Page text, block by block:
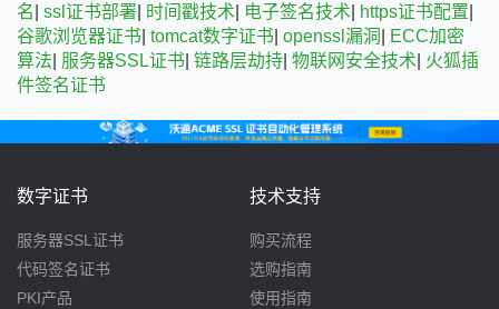
名 |ssl证书部署 时间戳技术 电子签名技术 https证书配置
谷歌浏览器证书 |tomcat数字证书 |openssl漏洞
ECC加密
算法 服务器SSL证书 |链路层劫持 |物联网安全技术 火狐插
件签名证书
数字证书
服务器SSL证书
代码签名证书
PKI产品
技术支持
购买流程
选购指南
使用指南